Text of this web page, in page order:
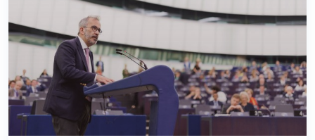
Mercado Elétrico da UE, do qual é relator-
principal o eurodeputado Nicolás Casares
(Socialistas e Democratas).